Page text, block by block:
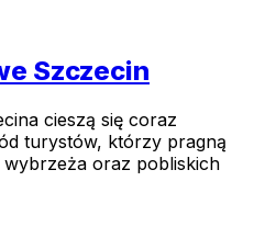
Szczecin
cieszą się coraz
turystów, którzy pragną
oraz pobliskich